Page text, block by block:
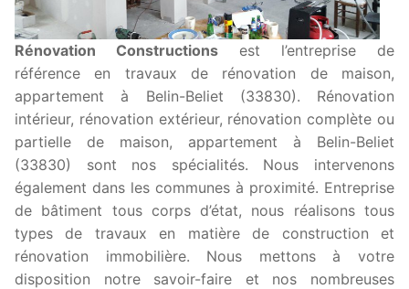
Rénovation Constructions est l’entreprise de
référence en travaux de rénovation de maison,
appartement à Belin-Beliet (33830). Rénovation
intérieur, rénovation extérieur, rénovation complète ou
partielle de maison, appartement à Belin-Beliet
(33830) sont nos spécialités. Nous intervenons
également dans les communes à proximité. Entreprise
de bâtiment tous corps d’état, nous réalisons tous
types de travaux en matière de construction et
rénovation immobilière. Nous mettons à votre
disposition notre savoir-faire et nos nombreuses